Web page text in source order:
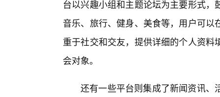
台以兴趣小组和主题论坛为主要形式
音乐、旅行、健身、美食等，用户可
重于社交和交友，提供详细的个人资
会对象。
还有一些平台则集成了新闻资讯、